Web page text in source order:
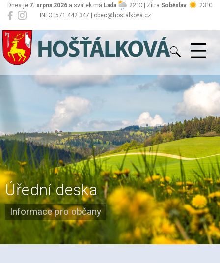
INFO: 571 442 347 | obec@hostalkova.cz
Dnes je 7. srpna 2026 a svátek má Lada 22°C | Zítra Soběslav 23°C
Hošťálková
Úřední deska
Informace pro občany